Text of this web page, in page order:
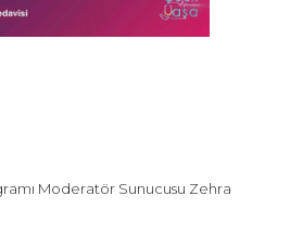
Moderatör Sunucusu Zehra